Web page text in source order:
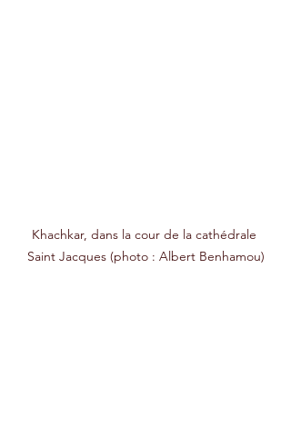
Khachkar, dans la cour de la cathédrale
Saint Jacques (photo : Albert Benhamou)